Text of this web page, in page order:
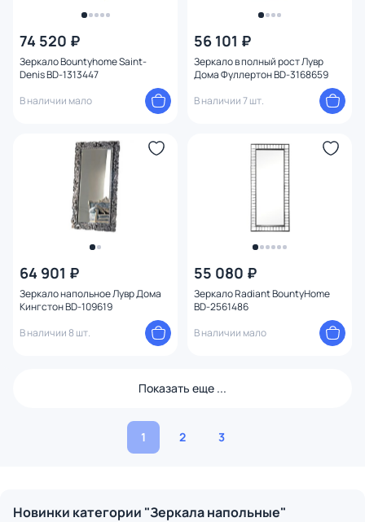
74 520 ₽
Зеркало Bountyhome Saint-
Denis BD-1313447
В наличии мало
56 101 ₽
Зеркало в полный рост Лувр
Дома Фуллертон BD-3168659
В наличии 7 шт.
64 901 ₽
Зеркало напольное Лувр Дома
Кингстон BD-109619
В наличии 8 шт.
55 080 ₽
Зеркало Radiant BountyHome
BD-2561486
В наличии мало
Показать еще ...
1 2 3
Новинки категории "Зеркала напольные"